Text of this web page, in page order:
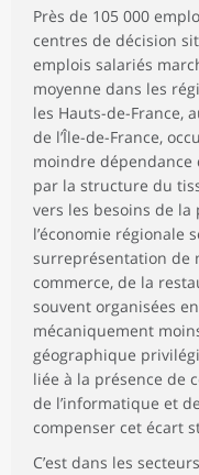
Près de 105 000
centres de décision
emplois salariés
moyenne dans les
les Hauts-de-France,
de l’Île-de-France,
moindre dépendance
par la structure du
vers les besoins de
l’économie régionale
surreprésentation de
commerce, de la
souvent organisées
mécaniquement
géographique
liée à la présence de
de l’informatique et
compenser cet écart
C’est dans les